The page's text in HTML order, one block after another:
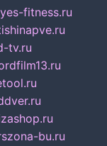
yes-fitness.ru
tv.ru
bu.ru